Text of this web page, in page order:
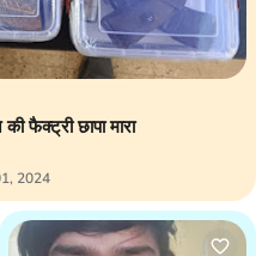
फैक्ट्री छापा मारा
2024